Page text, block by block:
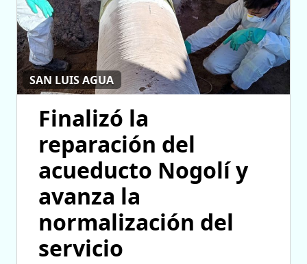
SAN LUIS AGUA
Finalizó la
reparación del
acueducto Nogolí y
avanza la
normalización del
servicio